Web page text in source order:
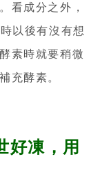
看成分之外，
以後有沒有想
素時就要稍微
充酵素。
好凍，用